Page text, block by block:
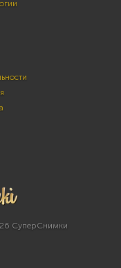
СуперСнимки